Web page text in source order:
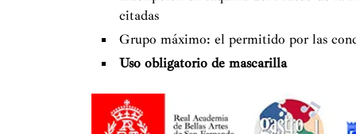
citadas
Grupo máximo: el permitido por las
Uso obligatorio de mascarilla